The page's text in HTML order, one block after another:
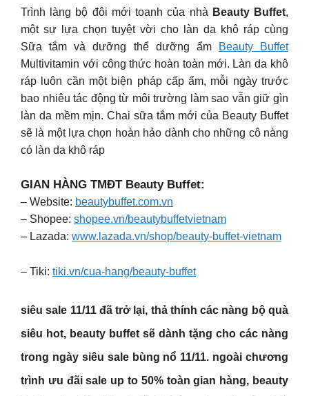
Trình làng bộ đôi mới toanh của nhà Beauty Buffet,
một sự lựa chọn tuyệt vời cho làn da khô ráp cùng
Sữa tắm và dưỡng thể dưỡng ẩm
Beauty Buffet
Multivitamin với công thức hoàn toàn mới. Làn da khô
ráp luôn cần một biện pháp cấp ẩm, mỗi ngày trước
bao nhiêu tác động từ môi trường làm sao vẫn giữ gìn
làn da mềm mịn. Chai sữa tắm mới của Beauty Buffet
sẽ là một lựa chọn hoàn hảo dành cho những cô nàng
có làn da khô ráp
GIAN HÀNG TMĐT Beauty Buffet:
– Website: beautybuffet.com.vn
– Shopee: shopee.vn/beautybuffetvietnam
– Lazada: www.lazada.vn/shop/beauty-buffet-vietnam
– Tiki: tiki.vn/cua-hang/beauty-buffet
siêu sale 11/11 đã trở lại, thả thính các nàng bộ quà
siêu hot, beauty buffet sẽ dành tặng cho các nàng
trong ngày siêu sale bùng nổ 11/11. ngoài chương
trình ưu đãi sale up to 50% toàn gian hàng, beauty